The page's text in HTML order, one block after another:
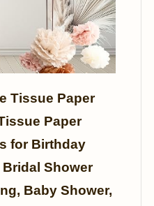
Tissue Paper
Paper
for Birthday
Shower
Baby Shower,